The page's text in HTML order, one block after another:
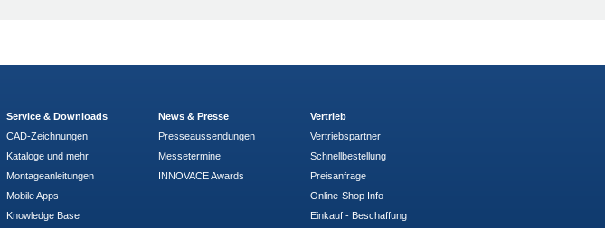
Service & Downloads
CAD-Zeichnungen
Kataloge und mehr
Montageanleitungen
Mobile Apps
Knowledge Base
News & Presse
Presseaussendungen
Messetermine
INNOVACE Awards
Vertrieb
Vertriebspartner
Schnellbestellung
Preisanfrage
Online-Shop Info
Einkauf - Beschaffung